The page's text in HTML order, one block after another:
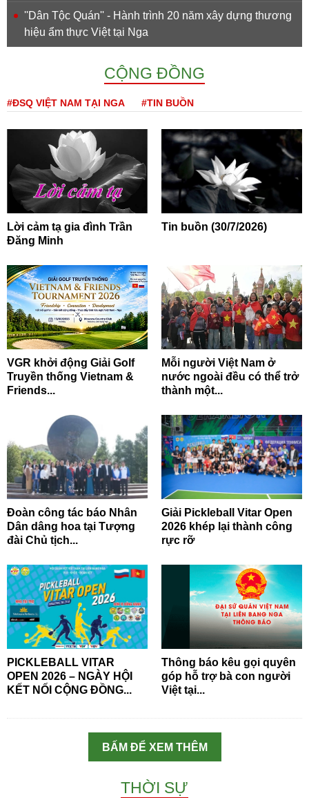
''Dân Tộc Quán'' - Hành trình 20 năm xây dựng thương
hiệu ẩm thực Việt tại Nga
CỘNG ĐỒNG
#ĐSQ VIỆT NAM TẠI NGA #TIN BUỒN
Lời cảm tạ gia đình Trần
Đăng Minh
Tin buồn (30/7/2026)
VGR khởi động Giải Golf
Truyền thống Vietnam &
Friends...
Mỗi người Việt Nam ở
nước ngoài đều có thể trở
thành một...
Đoàn công tác báo Nhân
Dân dâng hoa tại Tượng
đài Chủ tịch...
Giải Pickleball Vitar Open
2026 khép lại thành công
rực rỡ
PICKLEBALL VITAR
OPEN 2026 – NGÀY HỘI
KẾT NỐI CỘNG ĐỒNG...
Thông báo kêu gọi quyên
góp hỗ trợ bà con người
Việt tại...
BẤM ĐỂ XEM THÊM
THỜI SỰ